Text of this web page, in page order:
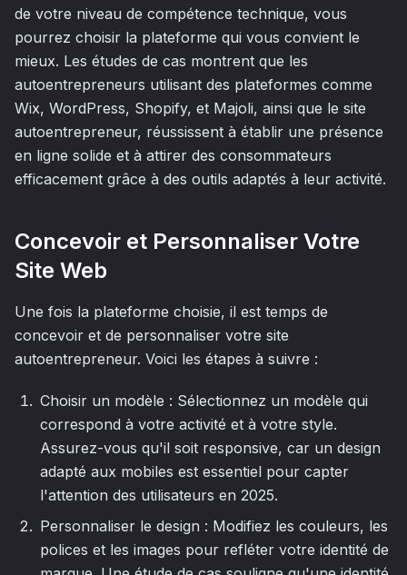
de votre niveau de compétence technique, vous
pourrez choisir la plateforme qui vous convient le
mieux. Les études de cas montrent que les
autoentrepreneurs utilisant des plateformes comme
Wix, WordPress, Shopify, et Majoli, ainsi que le site
autoentrepreneur, réussissent à établir une présence
en ligne solide et à attirer des consommateurs
efficacement grâce à des outils adaptés à leur activité.
Concevoir et Personnaliser Votre
Site Web
Une fois la plateforme choisie, il est temps de
concevoir et de personnaliser votre site
autoentrepreneur. Voici les étapes à suivre :
Choisir un modèle : Sélectionnez un modèle qui
correspond à votre activité et à votre style.
Assurez-vous qu'il soit responsive, car un design
adapté aux mobiles est essentiel pour capter
l'attention des utilisateurs en 2025.
Personnaliser le design : Modifiez les couleurs, les
polices et les images pour refléter votre identité de